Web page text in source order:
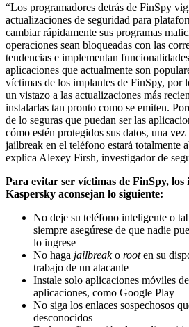
“Los programadores detrás de FinSpy
actualizaciones de seguridad para
cambiar rápidamente sus programas
operaciones sean bloqueadas con las
tendencias e implementan
aplicaciones que actualmente son
víctimas de los implantes de FinSpy, por
un vistazo a las actualizaciones más
instalarlas tan pronto como se emiten.
de lo seguras que puedan ser las
cómo estén protegidos sus datos, una
jailbreak en el teléfono estará totalmente
explica Alexey Firsh, investigador de
Para evitar ser víctimas de FinSpy, los
Kaspersky aconsejan lo siguiente:
No deje su teléfono inteligente o
siempre asegúrese de que nadie
lo ingrese
No haga jailbreako rooten su
trabajo de un atacante
Instale solo aplicaciones móviles
aplicaciones, como Google Play
No siga los enlaces sospechosos
desconocidos